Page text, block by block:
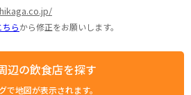
ちらから修正をお願いします。
辺の飲食店を探す
で地図が表示されます。